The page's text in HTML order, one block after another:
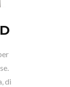
di